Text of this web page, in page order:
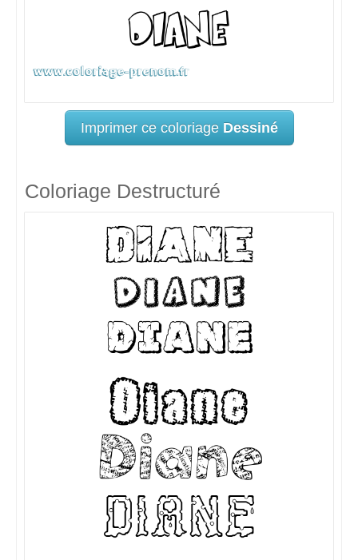
Imprimer ce coloriage Dessiné
Coloriage Destructuré